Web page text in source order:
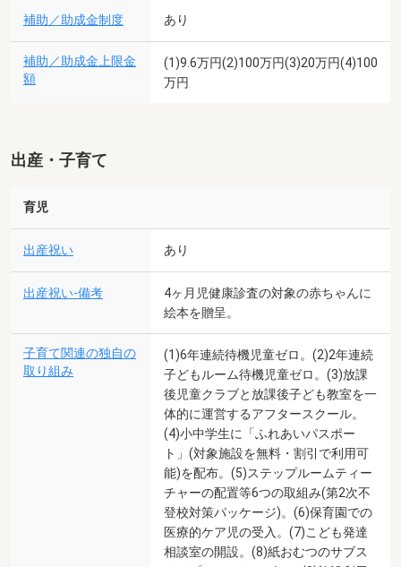
補助／助成金制度 あり
補助／助成金上限金
額
(1)9.6万円(2)100万円(3)20万円(4)100
万円
出産・子育て
育児
出産祝い あり
出産祝い-備考
4ヶ月児健康診査の対象の赤ちゃんに
絵本を贈呈。
子育て関連の独自の
取り組み
(1)6年連続待機児童ゼロ。(2)2年連続
子どもルーム待機児童ゼロ。(3)放課
後児童クラブと放課後子ども教室を一
体的に運営するアフタースクール。
(4)小中学生に「ふれあいパスポー
ト」(対象施設を無料・割引で利用可
能)を配布。(5)ステップルームティー
チャーの配置等6つの取組み(第2次不
登校対策パッケージ)。(6)保育園での
医療的ケア児の受入。(7)こども発達
相談室の開設。(8)紙おむつのサブス